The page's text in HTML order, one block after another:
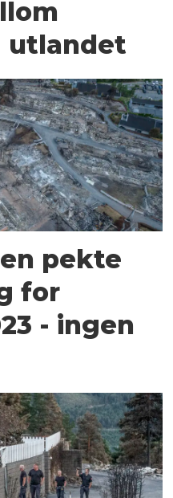
utlandet
pekte
for
- ingen